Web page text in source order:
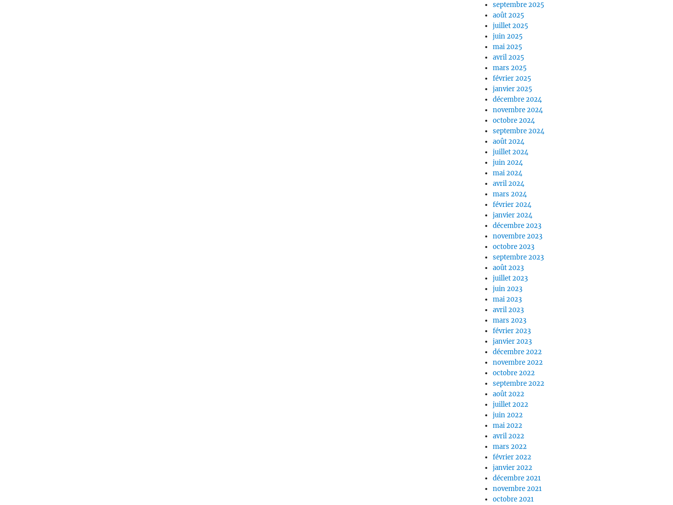
septembre 2025
août 2025
juillet 2025
juin 2025
mai 2025
avril 2025
mars 2025
février 2025
janvier 2025
décembre 2024
novembre 2024
octobre 2024
septembre 2024
août 2024
juillet 2024
juin 2024
mai 2024
avril 2024
mars 2024
février 2024
janvier 2024
décembre 2023
novembre 2023
octobre 2023
septembre 2023
août 2023
juillet 2023
juin 2023
mai 2023
avril 2023
mars 2023
février 2023
janvier 2023
décembre 2022
novembre 2022
octobre 2022
septembre 2022
août 2022
juillet 2022
juin 2022
mai 2022
avril 2022
mars 2022
février 2022
janvier 2022
décembre 2021
novembre 2021
octobre 2021